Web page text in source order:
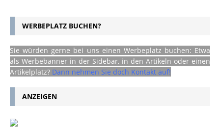
WERBEPLATZ BUCHEN?
Sie würden gerne bei uns einen Werbeplatz buchen: Etwa
als Werbebanner in der Sidebar, in den Artikeln oder einen
Artikelplatz? Dann nehmen Sie doch Kontakt auf!
ANZEIGEN